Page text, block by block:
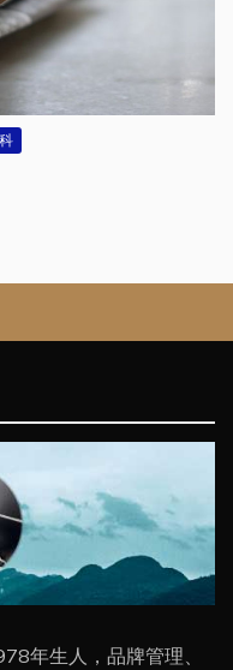
年生人，品牌管理、